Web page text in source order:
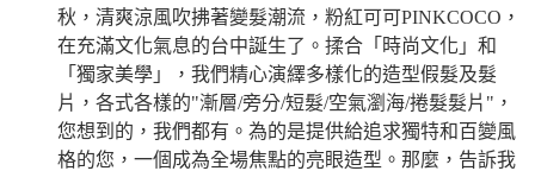
秋，清爽涼風吹拂著變髮潮流，粉紅可可PINKCOCO，
在充滿文化氣息的台中誕生了。揉合「時尚文化」和
「獨家美學」，我們精心演繹多樣化的造型假髮及髮
片，各式各樣的"漸層/旁分/短髮/空氣瀏海/捲髮髮片"，
您想到的，我們都有。為的是提供給追求獨特和百變風
格的您，一個成為全場焦點的亮眼造型。那麼，告訴我